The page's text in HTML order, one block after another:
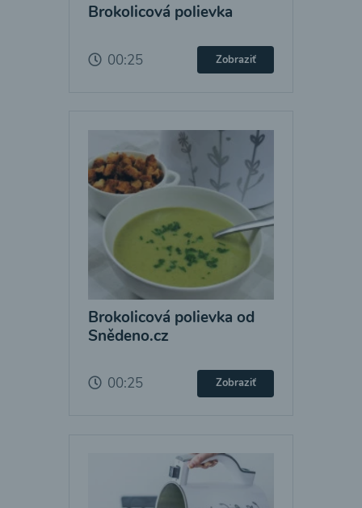
Brokolicová polievka
00:25 Zobraziť
Brokolicová polievka od
Snědeno.cz
00:25 Zobraziť